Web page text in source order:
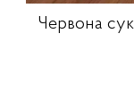
Червона